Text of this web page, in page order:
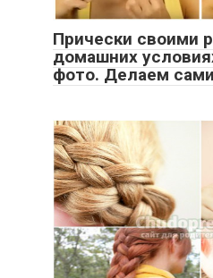
Прически своими
домашних
фото. Делаем